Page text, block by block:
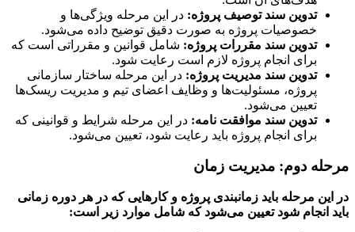
تدوین سند توصیف پروژه: در این مرحله ویژگی‌ها و
خصوصیات پروژه به صورت دقیق توضیح داده می‌شود.
تدوین سند مقررات پروژه: شامل قوانین و مقرراتی است که
برای انجام پروژه لازم است رعایت شود.
تدوین سند مدیریت پروژه: در این مرحله ساختار سازمانی
پروژه، مسئولیت‌ها و وظایف اعضای تیم و مدیریت ریسک‌ها
تعیین می‌شود.
تدوین سند موافقت نامه در این مرحله شرایط و قوانینی که
برای انجام پروژه باید رعایت شود، تعیین می‌شود.
دوم: مدیریت زمان
مرحله باید زمانبندی پروژه و کارهایی که در هر دوره زمانی
انجام شود تعیین می‌شود که شامل موارد زیر است
: